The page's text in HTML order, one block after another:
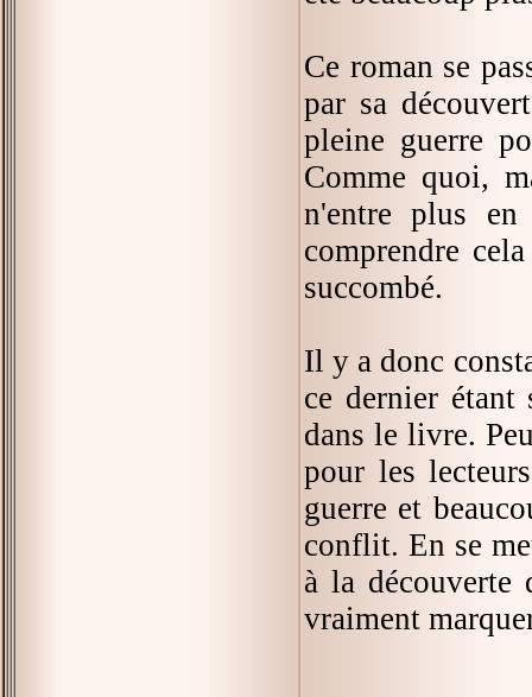
Ce roman se
par sa
pleine guerre
Comme quoi,
n'entre plus
comprendre
succombé.
Il y a donc
ce dernier
dans le livre.
pour les
guerre et
conflit. En se
à la découverte
vraiment